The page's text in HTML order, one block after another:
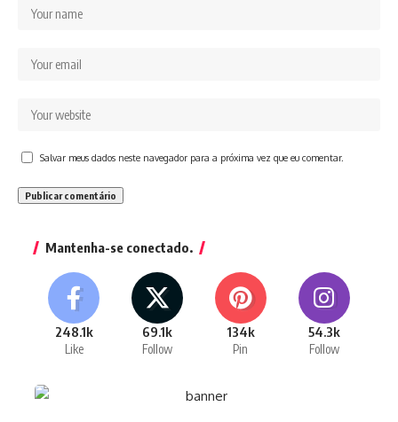
Salvar meus dados neste navegador para a próxima vez que eu comentar.
Mantenha-se conectado.
248.1k
Like
69.1k
Follow
134k
Pin
54.3k
Follow